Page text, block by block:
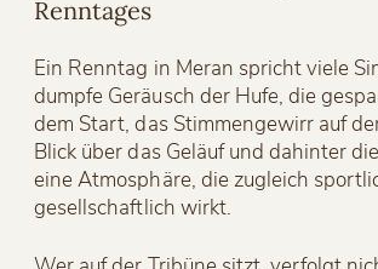
Renntages
Ein Renntag in Meran spricht viele
dumpfe Geräusch der Hufe, die
dem Start, das Stimmengewirr auf
Blick über das Geläuf und dahinter
eine Atmosphäre, die zugleich
gesellschaftlich wirkt.